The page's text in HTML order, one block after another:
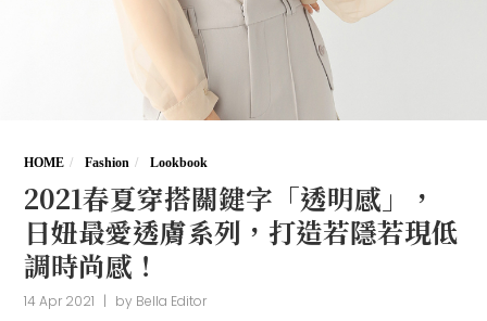
HOME Fashion Lookbook
2021春夏穿搭關鍵字「透明感」，
日妞最愛透膚系列，打造若隱若現低
調時尚感！
14 Apr 2021 | by Bella Editor